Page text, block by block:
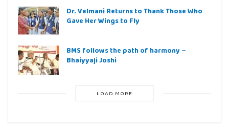
Dr. Velmani Returns to Thank Those Who
Gave Her Wings to Fly
BMS follows the path of harmony –
Bhaiyyaji Joshi
LOAD MORE